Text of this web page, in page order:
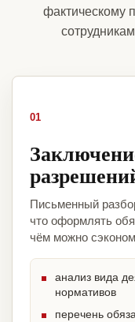
фактическому
01
Письменный
что оформлять
чём можно
анализ вида
нормативов
перечень